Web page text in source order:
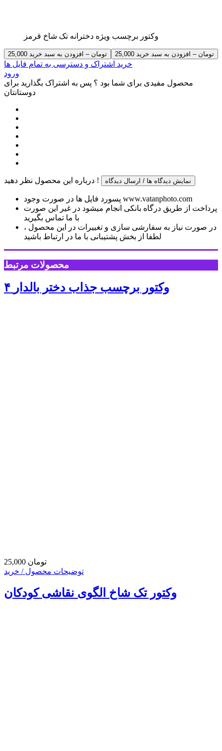
وکتور برچسب ویژه دخترانه تک شاخ قرمز
25,000 تومان – افزودن به سبد خرید
خرید اشتراک و دسترسی به تمام فایل ها
ورود
محصول مفیدی برای شما بود ؟ پس به اشتراک بگذارید برای
دوستانتان
درباره این محصول نظر دهید ! نمایش دیدگاه ها / ارسال دیدگاه
پسورد فایل ها در صورت وجود www.vatanphoto.com
پرداخت از طریق درگاه بانکی انجام میشود در غیر این صورت
با ما تماس بگیرید
در صورت نیاز به سفارشی سازی و تغییرات در این محصول ،
لطفا از بخش پشتیبانی با ما در ارتباط باشید
محصولات مرتبط
۴ وکتور برچسب جذاب دختر بالدار
25,000 تومان
توضیحات محصول / خرید
وکتور تک شاخ الگوی نقاشی کودکان